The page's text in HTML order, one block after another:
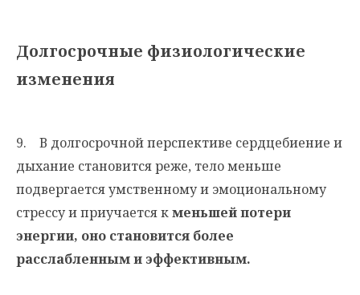
Долгосрочные физиологические
изменения
9. В долгосрочной перспективе сердцебиение и
дыхание становится реже, тело меньше
подвергается умственному и эмоциональному
стрессу и приучается кменьшей потери
энергии, оно становится более
расслабленным и эффективным.